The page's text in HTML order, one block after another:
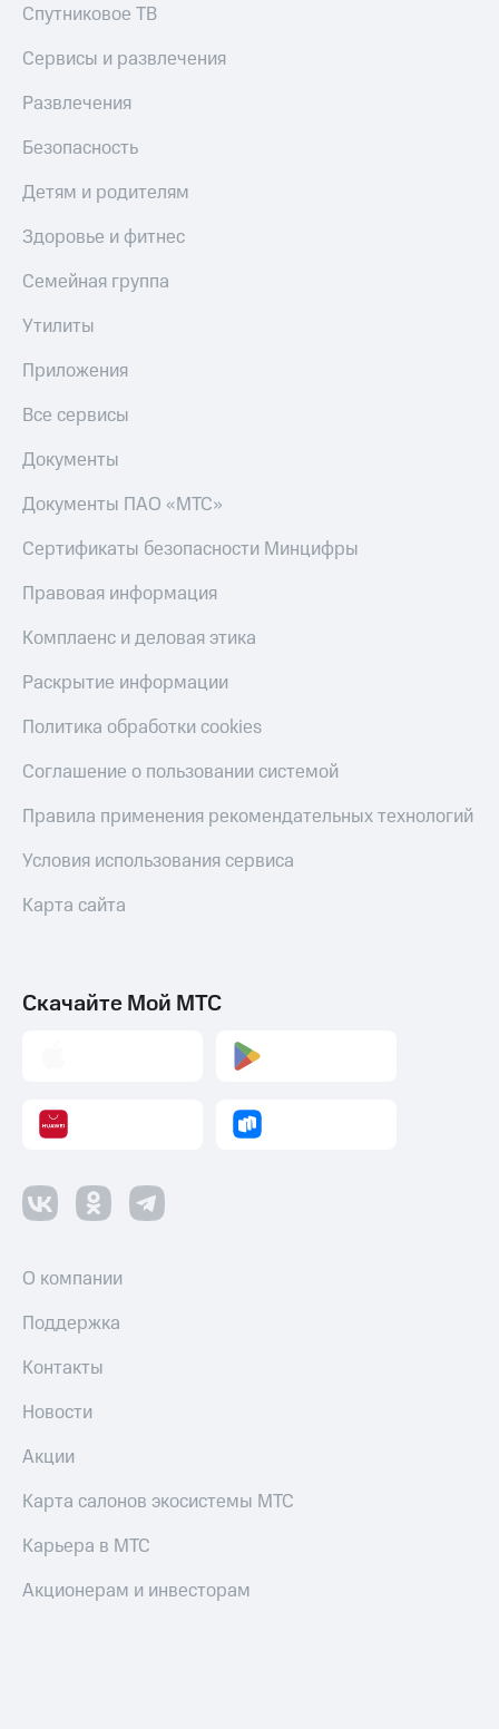
Спутниковое ТВ
Сервисы и развлечения
Развлечения
Безопасность
Детям и родителям
Здоровье и фитнес
Семейная группа
Утилиты
Приложения
Все сервисы
Документы
Документы ПАО «МТС»
Сертификаты безопасности Минцифры
Правовая информация
Комплаенс и деловая этика
Раскрытие информации
Политика обработки cookies
Соглашение о пользовании системой
Правила применения рекомендательных технологий
Условия использования сервиса
Карта сайта
Скачайте Мой МТС
О компании
Поддержка
Контакты
Новости
Акции
Карта салонов экосистемы МТС
Карьера в МТС
Акционерам и инвесторам